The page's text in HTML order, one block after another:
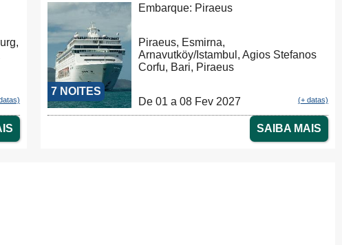
7 NOITES
Embarque: Piraeus
Piraeus, Esmirna,
Arnavutköy/Istambul, Agios Stefanos
Corfu, Bari, Piraeus
De 01 a 08 Fev 2027 (+ datas)
SAIBA MAIS